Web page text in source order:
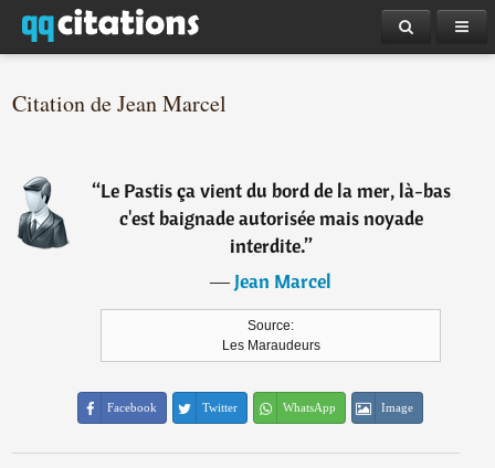
Citation de Jean Marcel
“Le Pastis ça vient du bord de la mer, là-bas
c'est baignade autorisée mais noyade
interdite.”
―Jean Marcel
Source:
Les Maraudeurs
Facebook Twitter WhatsApp Image